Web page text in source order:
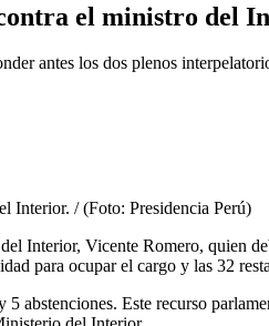
el ministro del
antes los dos plenos
Interior. / (Foto: Presidencia Perú)
Interior, Vicente Romero, quien
para ocupar el cargo y las 32
Este recurso